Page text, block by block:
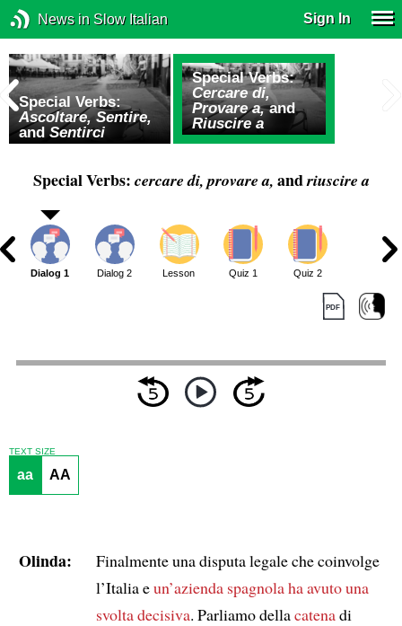
News in Slow Italian Sign In
Special Verbs:
Ascoltare, Sentire,
andSentirci
Special Verbs:
Cercare di,
Provare a,and
Riuscire a
Special Verbs: cercare di, provare a, andriuscire a
Dialog 1 Dialog 2 Lesson Quiz 1 Quiz 2
TEXT SIZE
aa AA
Olinda:
Finalmente una disputa legale che coinvolge
l’Italia eun’azienda spagnolaha avuto una
svolta decisiva. Parliamo dellacatenadi